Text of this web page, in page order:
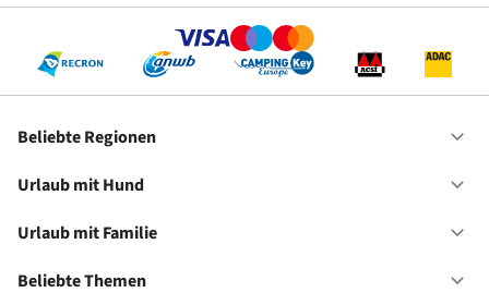
Beliebte Regionen
Urlaub mit Hund
Urlaub mit Familie
Beliebte Themen